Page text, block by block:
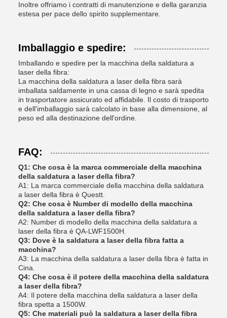
Inoltre offriamo i contratti di manutenzione e della garanzia
estesa per pace dello spirito supplementare.
Imballaggio e spedire:
Imballando e spedire per la macchina della saldatura a
laser della fibra:
La macchina della saldatura a laser della fibra sarà
imballata saldamente in una cassa di legno e sarà spedita
in trasportatore assicurato ed affidabile. Il costo di trasporto
e dell'imballaggio sarà calcolato in base alla dimensione, al
peso ed alla destinazione dell'ordine.
FAQ:
Q1: Che cosa è la marca commerciale della macchina
della saldatura a laser della fibra?
A1: La marca commerciale della macchina della saldatura
a laser della fibra è Questt.
Q2: Che cosa è Number di modello della macchina
della saldatura a laser della fibra?
A2: Number di modello della macchina della saldatura a
laser della fibra è QA-LWF1500H.
Q3: Dove è la saldatura a laser della fibra fatta a
macchina?
A3: La macchina della saldatura a laser della fibra è fatta in
Cina.
Q4: Che cosa è il potere della macchina della saldatura
a laser della fibra?
A4: Il potere della macchina della saldatura a laser della
fibra spetta a 1500W.
Q5: Che materiali può la saldatura a laser della fibra